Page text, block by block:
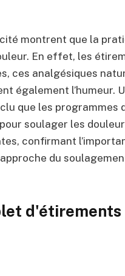
montrent que la
En effet, les
ces analgésiques
également l’humeur.
que les programmes
soulager les
confirmant
du
d'étirements